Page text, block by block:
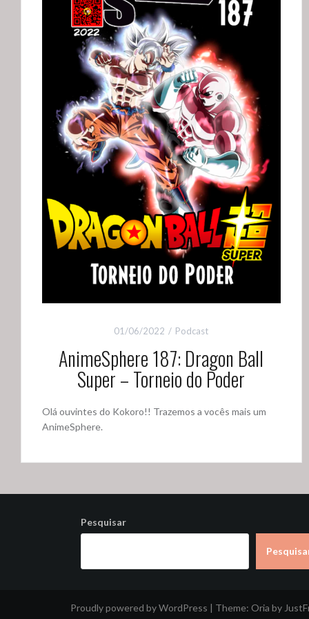
01/06/2022 Podcast
AnimeSphere 187: Dragon Ball
Super – Torneio do Poder
Olá ouvintes do Kokoro!! Trazemos a vocês mais um
AnimeSphere.
Pesquisar
Proudly powered by WordPress | Theme: Oria by